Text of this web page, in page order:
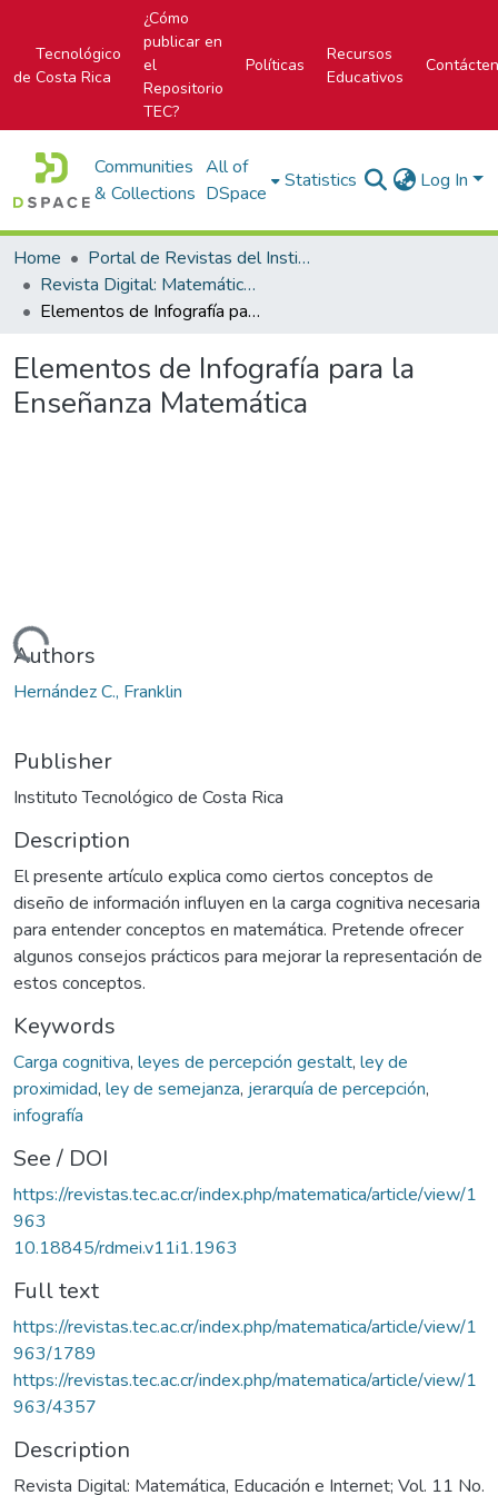
Tecnológico
de Costa Rica
¿Cómo
publicar en
el
Repositorio
TEC?
Políticas
Recursos
Educativos
Communities
& Collections
All of
DSpace
Statistics Log In
Home
Portal de Revistas del Instituto Tecnológico de Costa Rica
Revista Digital: Matemática, Educación e Internet
Elementos de Infografía para la Enseñanza Matemática
Elementos de Infografía para la
Enseñanza Matemática
Loading...
Authors
Hernández C., Franklin
Publisher
Instituto Tecnológico de Costa Rica
Description
El presente artículo explica como ciertos conceptos de
diseño de información influyen en la carga cognitiva necesaria
para entender conceptos en matemática. Pretende ofrecer
algunos consejos prácticos para mejorar la representación de
estos conceptos.
Keywords
Carga cognitiva, leyes de percepción gestalt, ley de
proximidad, ley de semejanza, jerarquía de percepción,
infografía
See / DOI
https://revistas.tec.ac.cr/index.php/matematica/article/view/1
963
10.18845/rdmei.v11i1.1963
Full text
https://revistas.tec.ac.cr/index.php/matematica/article/view/1
963/1789
https://revistas.tec.ac.cr/index.php/matematica/article/view/1
963/4357
Description
Revista Digital: Matemática, Educación e Internet; Vol. 11 No.